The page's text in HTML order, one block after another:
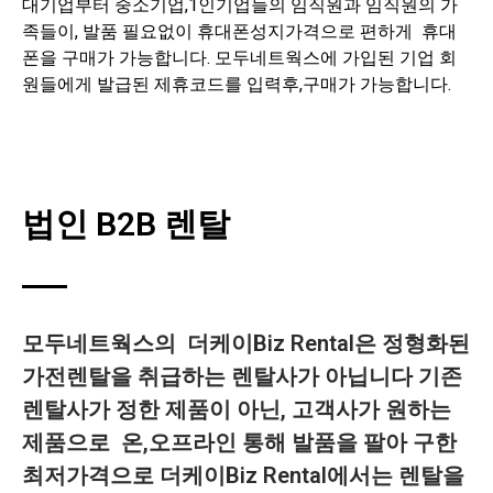
대기업부터 중소기업,1인기업들의 임직원과 임직원의 가
족들이, 발품 필요없이 휴대폰성지가격으로 편하게 휴대
폰을 구매가 가능합니다. 모두네트웍스에 가입된 기업 회
원들에게 발급된 제휴코드를 입력후,구매가 가능합니다.
법인 B2B 렌탈
모두네트웍스의 더케이Biz Rental은 정형화된
가전렌탈을 취급하는 렌탈사가 아닙니다 기존
렌탈사가 정한 제품이 아닌, 고객사가 원하는
제품으로 온,오프라인 통해 발품을 팔아 구한
최저가격으로 더케이Biz Rental에서는 렌탈을